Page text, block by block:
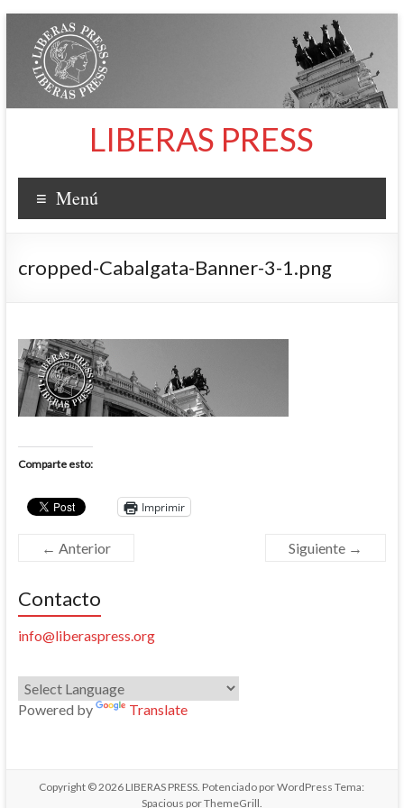
contenido
LIBERAS PRESS
Menú
cropped-Cabalgata-Banner-3-1.png
Comparte esto:
Imprimir
← Anterior Siguiente →
Contacto
info@liberaspress.org
Powered by Translate
Copyright © 2026 LIBERAS PRESS. Potenciado porWordPress Tema:
Spacious porThemeGrill.